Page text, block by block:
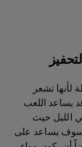
تشعر
يساعد اللعب
الليل حيث
سوف يساعد على